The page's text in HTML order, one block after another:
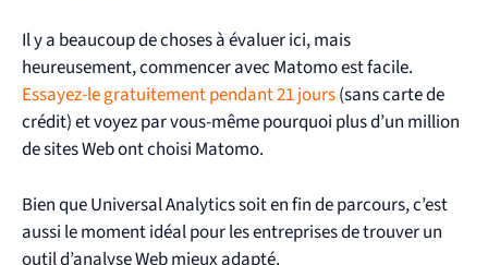
Il y a beaucoup de choses à évaluer ici, mais
heureusement, commencer avec Matomo est facile.
Essayez-le gratuitement pendant 21 jours(sans carte de
crédit) et voyez par vous-même pourquoi plus d’un million
de sites Web ont choisi Matomo.
Bien que Universal Analytics soit en fin de parcours, c’est
aussi le moment idéal pour les entreprises de trouver un
outil d’analyse Web mieux adapté.